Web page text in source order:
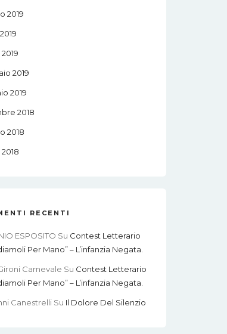
2019
2019
2019
2018
2018
RECENTI
ESPOSITO Su Contest Letterario
Per Mano” – L’infanzia Negata.
Carnevale Su Contest Letterario
Per Mano” – L’infanzia Negata.
Canestrelli Su Il Dolore Del Silenzio